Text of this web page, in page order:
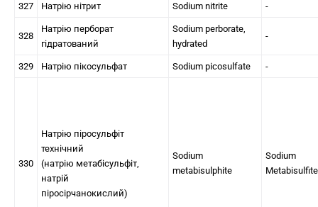
327 Натрію нітрит Sodium nitrite -
328
Натрію перборат
гідратований
Sodium perborate,
hydrated
-
329 Натрію пікосульфат Sodium picosulfate -
330
Натрію піросульфіт
технічний
(натрію метабісульфіт,
натрій
піросірчанокислий)
Sodium
metabisulphite
Sodium
Metabisulfite